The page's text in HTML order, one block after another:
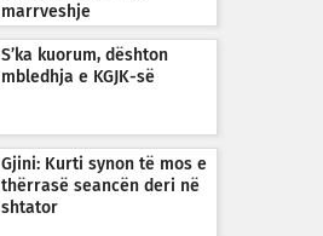
marrveshje
S’ka kuorum, dështon
mbledhja e KGJK-së
Gjini: Kurti synon të mos e
thërrasë seancën deri në
shtator